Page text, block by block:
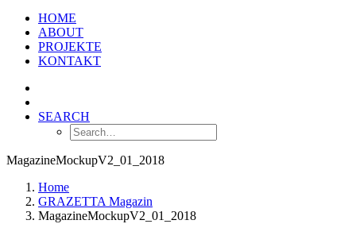
HOME
ABOUT
PROJEKTE
KONTAKT
SEARCH
MagazineMockupV2_01_2018
Home
GRAZETTA Magazin
MagazineMockupV2_01_2018